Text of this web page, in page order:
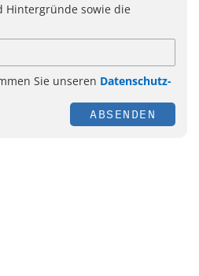
Hintergründe sowie die
Sie unseren Datenschutz-
ABSENDEN